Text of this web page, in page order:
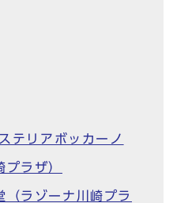
リアボッカーノ
ラザ）
（ラゾーナ川崎プラ